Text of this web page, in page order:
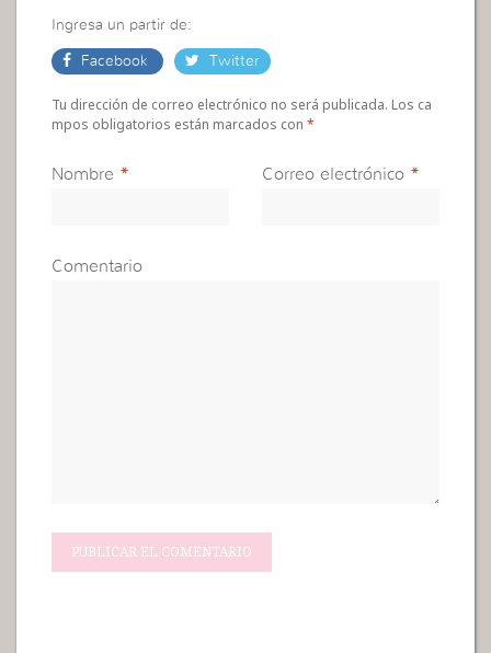
Ingresa un partir de:
Facebook Twitter
Tu dirección de correo electrónico no será publicada. Los ca
mpos obligatorios están marcados con*
Nombre * Correo electrónico *
Comentario